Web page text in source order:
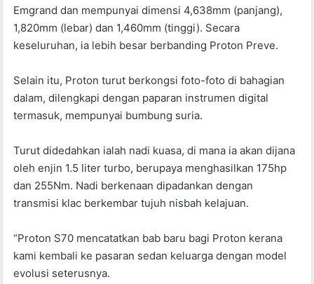
Emgrand dan mempunyai dimensi 4,638mm (panjang),
1,820mm (lebar) dan 1,460mm (tinggi). Secara
keseluruhan, ia lebih besar berbanding Proton Preve.
Selain itu, Proton turut berkongsi foto-foto di bahagian
dalam, dilengkapi dengan paparan instrumen digital
termasuk, mempunyai bumbung suria.
Turut didedahkan ialah nadi kuasa, di mana ia akan dijana
oleh enjin 1.5 liter turbo, berupaya menghasilkan 175hp
dan 255Nm. Nadi berkenaan dipadankan dengan
transmisi klac berkembar tujuh nisbah kelajuan.
“Proton S70 mencatatkan bab baru bagi Proton kerana
kami kembali ke pasaran sedan keluarga dengan model
evolusi seterusnya.